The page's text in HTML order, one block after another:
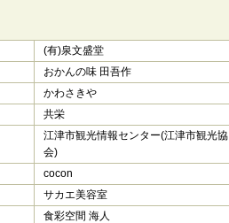
(有)泉文盛堂
おかんの味 田吾作
かわさきや
共栄
江津市観光情報センター(江津市観光協
会)
cocon
サカエ美容室
食彩空間 海人